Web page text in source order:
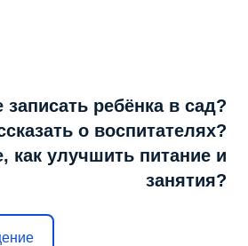
ребёнка в сад?
о воспитателях?
как улучшить питание и
занятия?